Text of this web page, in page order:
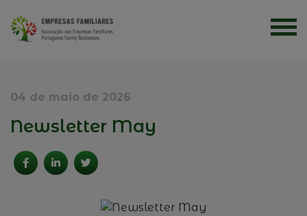
04 de maio de 2026
Newsletter May